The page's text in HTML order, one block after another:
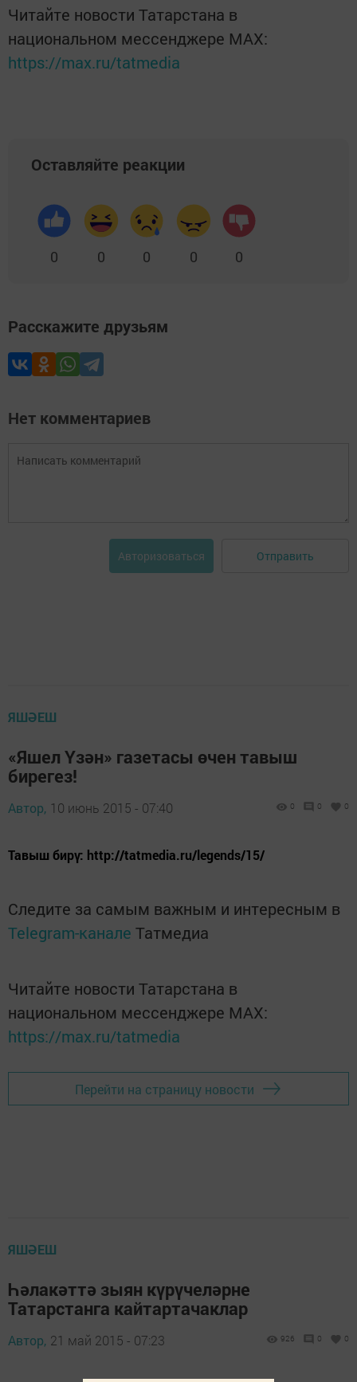
Читайте новости Татарстана в
национальном мессенджере MАХ:
https://max.ru/tatmedia
Оставляйте реакции
0 0 0 0 0
Расскажите друзьям
Нет комментариев
Авторизоваться Отправить
ЯШӘЕШ
«Яшел Үзән» газетасы өчен тавыш
бирегез!
Автор, 10 июнь 2015 - 07:40 0 0 0
Тавыш бирү: http://tatmedia.ru/legends/15/
Следите за самым важным и интересным в
Telegram-канале Татмедиа
Читайте новости Татарстана в
национальном мессенджере MАХ:
https://max.ru/tatmedia
Перейти на страницу новости
ЯШӘЕШ
Һәлакәттә зыян күрүчеләрне
Татарстанга кайтартачаклар
Автор, 21 май 2015 - 07:23 926 0 0